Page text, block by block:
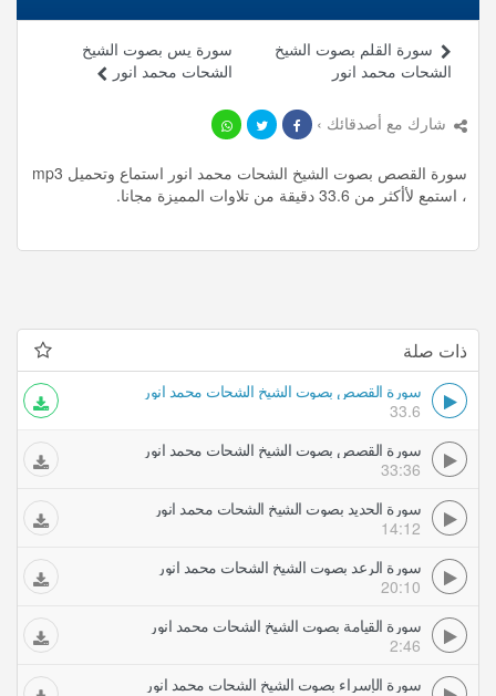
سورة يس بصوت الشيخ
الشحات محمد انور
سورة القلم بصوت الشيخ
الشحات محمد انور
شارك مع أصدقائك ›
سورة القصص بصوت الشيخ الشحات محمد انور استماع وتحميل mp3
، استمع لأأكثر من 33.6 دقيقة من تلاوات المميزة مجانا.
ذات صلة
سورة القصص بصوت الشيخ الشحات محمد انور
33.6
سورة القصص بصوت الشيخ الشحات محمد انور
33:36
سورة الحديد بصوت الشيخ الشحات محمد انور
14:12
سورة الرعد بصوت الشيخ الشحات محمد انور
20:10
سورة القيامة بصوت الشيخ الشحات محمد انور
2:46
سورة الإسراء بصوت الشيخ الشحات محمد انور